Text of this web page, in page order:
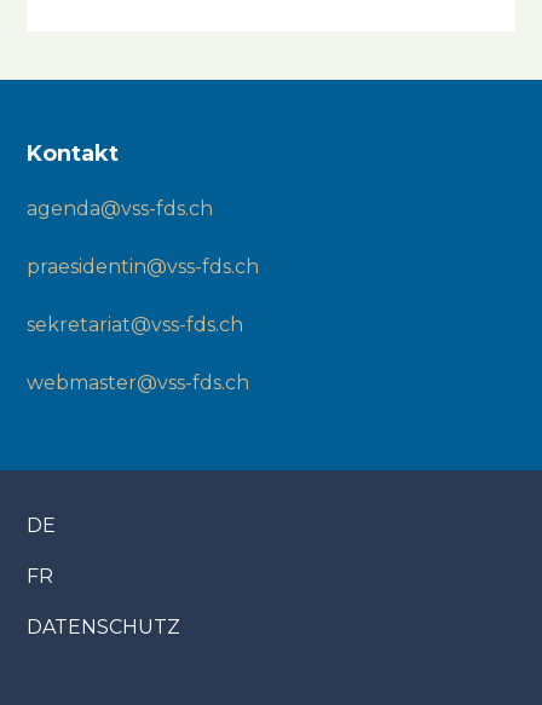
Kontakt
agenda@vss-fds.ch
praesidentin@vss-fds.ch
sekretariat@vss-fds.ch
webmaster@vss-fds.ch
DE
FR
DATENSCHUTZ